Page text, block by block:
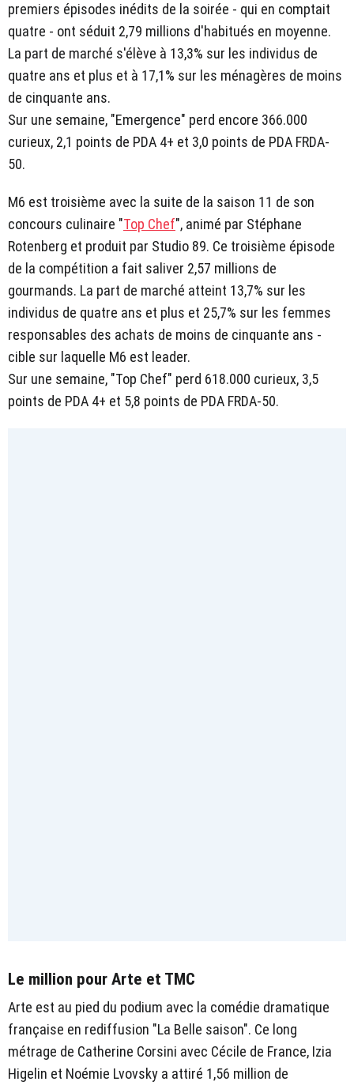
premiers épisodes inédits de la soirée - qui en comptait
quatre - ont séduit 2,79 millions d'habitués en moyenne.
La part de marché s'élève à 13,3% sur les individus de
quatre ans et plus et à 17,1% sur les ménagères de moins
de cinquante ans.
Sur une semaine, "Emergence" perd encore 366.000
curieux, 2,1 points de PDA 4+ et 3,0 points de PDA FRDA-
50.
M6 est troisième avec la suite de la saison 11 de son
concours culinaire "Top Chef", animé par Stéphane
Rotenberg et produit par Studio 89. Ce troisième épisode
de la compétition a fait saliver 2,57 millions de
gourmands. La part de marché atteint 13,7% sur les
individus de quatre ans et plus et 25,7% sur les femmes
responsables des achats de moins de cinquante ans -
cible sur laquelle M6 est leader.
Sur une semaine, "Top Chef" perd 618.000 curieux, 3,5
points de PDA 4+ et 5,8 points de PDA FRDA-50.
Le million pour Arte et TMC
Arte est au pied du podium avec la comédie dramatique
française en rediffusion "La Belle saison". Ce long
métrage de Catherine Corsini avec Cécile de France, Izia
Higelin et Noémie Lvovsky a attiré 1,56 million de